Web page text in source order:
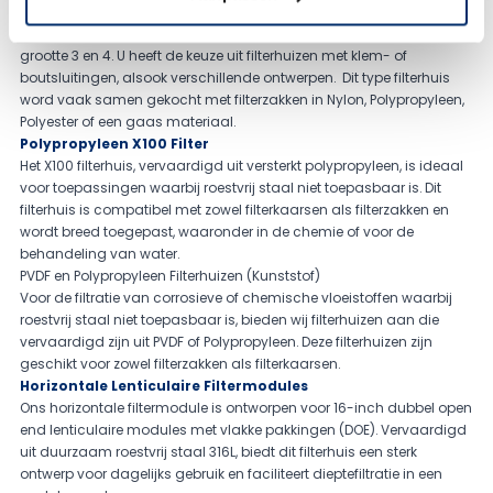
grootte 3 en 4. U heeft de keuze uit filterhuizen met klem- of
boutsluitingen, alsook verschillende ontwerpen. Dit type filterhuis
word vaak samen gekocht met filterzakken in Nylon,Polypropyleen,
Polyesterof een gaas materiaal.
Polypropyleen X100 Filter
Het X100 filterhuis, vervaardigd uit versterkt polypropyleen, is ideaal
voor toepassingen waarbij roestvrij staal niet toepasbaar is. Dit
filterhuis is compatibel met zowel filterkaarsen als filterzakken en
wordt breed toegepast, waaronder in de chemie of voor de
behandeling van water.
PVDF en Polypropyleen Filterhuizen (Kunststof)
Voor de filtratie van corrosieve of chemische vloeistoffen waarbij
roestvrij staal niet toepasbaar is, bieden wij filterhuizen aan die
vervaardigd zijn uit PVDF of Polypropyleen. Deze filterhuizen zijn
geschikt voor zowel filterzakken als filterkaarsen.
Horizontale Lenticulaire Filtermodules
Ons horizontale filtermodule is ontworpen voor 16-inch dubbel open
end lenticulaire modules met vlakke pakkingen (DOE). Vervaardigd
uit duurzaam roestvrij staal 316L, biedt dit filterhuis een sterk
ontwerp voor dagelijks gebruik en faciliteert dieptefiltratie in een